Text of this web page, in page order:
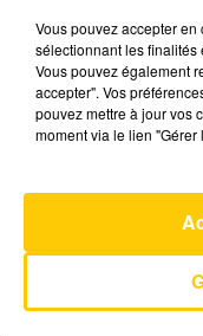
Vous pouvez accepter en
sélectionnant les finalités
Vous pouvez également
accepter". Vos
pouvez mettre à jour vos
moment via le lien